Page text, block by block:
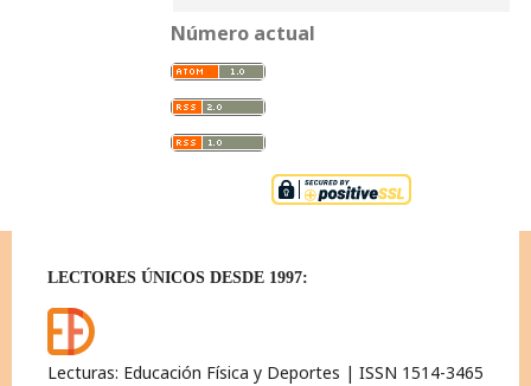
Número actual
LECTORES ÚNICOS DESDE 1997:
Lecturas: Educación Física y Deportes | ISSN 1514-3465